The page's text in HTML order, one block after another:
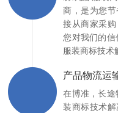
商，是为您
接从商家采购
您对我们的
服装商标技术
产品物流运
在博准，长途
装商标技术